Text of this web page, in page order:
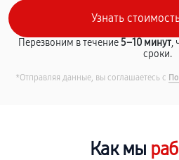
Перезвоним в течение5–10 минут,
сроки.
*Отправляя данные, вы соглашаетесь с
Как мы